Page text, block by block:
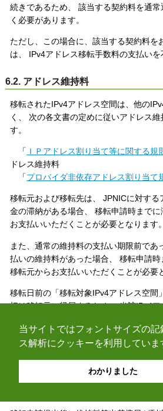
当サイトではフォントサイズの記
ス解析にクッキーを利用していま
わかりました
続きであるため、 該当する契約料を通
く必要があります。
ただし、この場合に、該当する契約料を
は、 IPv4アドレス移転手数料の支払いを
6.2. アドレス維持料
移転されたIPv4アドレス空間は、他の
く、 次の各文書の定めに従いアドレス維
す。
「 ＩＰアドレス割り当て等に関する規
ドレス維持料
「プロバイダ非依存アドレス割り当て
移転元および移転先は、 JPNICに対する
金の滞納がある場合、 移転申請時まで
お支払いいただくことが必要となります。
また、通常の維持料の支払い期限前であ
払いの維持料があった場合、 移転申請
移転元からお支払いいただくことが必要
移転日前の「移転対象IPv4アドレス空間
切は移転元に帰属するため、 当該IPv4
は移転元に課金されます。 移転元へ課
は、 移転元がお支払いください。
移転日後に最初に到来する維持料算出基
IPv4アドレス空間の維持料は、 移転先
先が移転日以前にアドレスを保有して
有アドレス総量と合算して算出した維持